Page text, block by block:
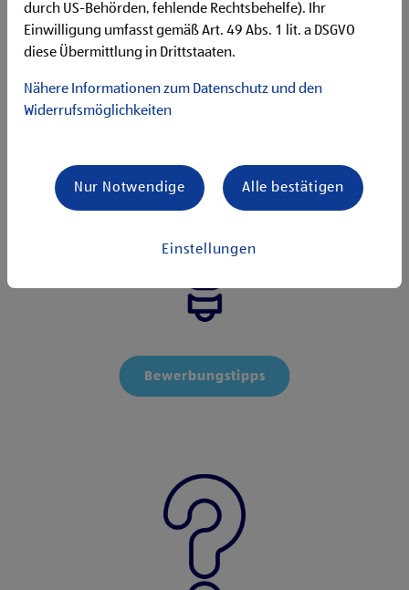
Bewerbungsschritte
Bewerbungstipps
durch US-Behörden, fehlende Rechtsbehelfe). Ihr
Einwilligung umfasst gemäß Art. 49 Abs. 1 lit. a DSGVO
diese Übermittlung in Drittstaaten.
Nähere Informationen zum Datenschutz und den
Widerrufsmöglichkeiten
Einstellungen
Nur Notwendige Alle bestätigen